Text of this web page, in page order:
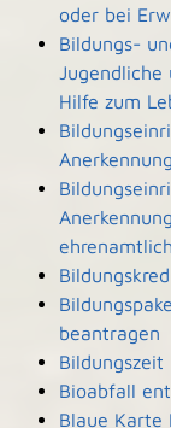
oder bei
Bildungs-
Jugendliche
Hilfe zum
beantragen
Bioabfall
Blaue Karte